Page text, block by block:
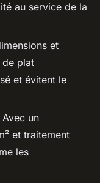
au service de la
et
de plat
et évitent le
Avec un
et traitement
les